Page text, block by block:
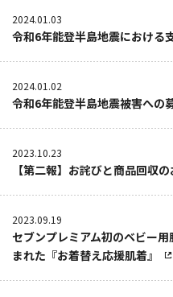
2024.01.03
令和6年能登半島地震における
2024.01.02
令和6年能登半島地震被害への
2023.10.23
【第二報】お詫びと商品回収
2023.09.19
セブンプレミアム初のベビー
まれた『お着替え応援肌着』